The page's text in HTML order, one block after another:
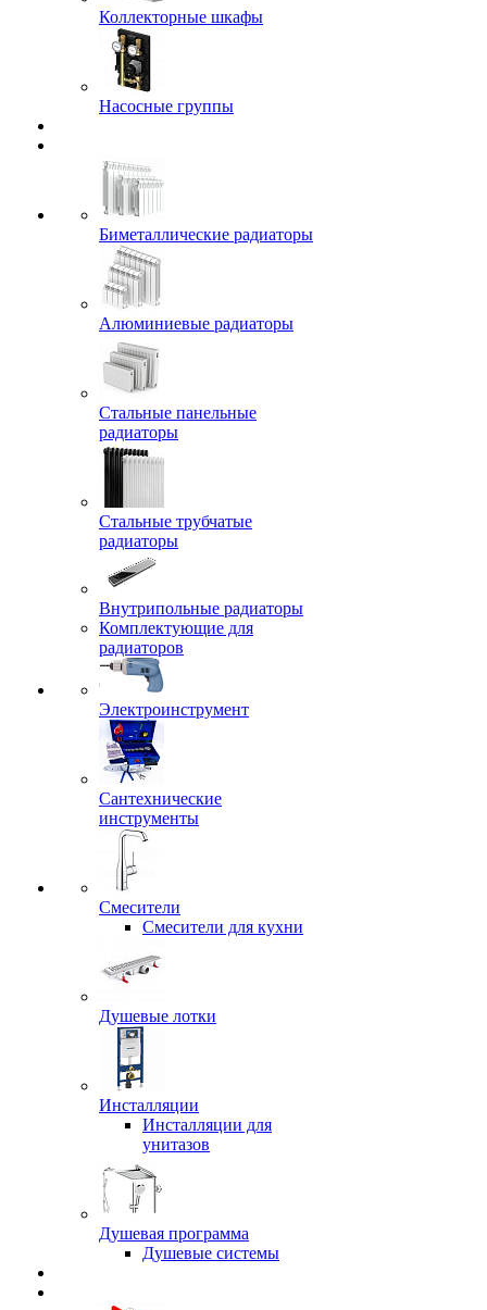
Коллекторные шкафы
Насосные группы
Биметаллические радиаторы
Алюминиевые радиаторы
Стальные панельные
радиаторы
Стальные трубчатые
радиаторы
Внутрипольные радиаторы
Комплектующие для
радиаторов
Электроинструмент
Сантехнические
инструменты
Смесители
Смесители для кухни
Душевые лотки
Инсталляции
Инсталляции для
унитазов
Душевая программа
Душевые системы